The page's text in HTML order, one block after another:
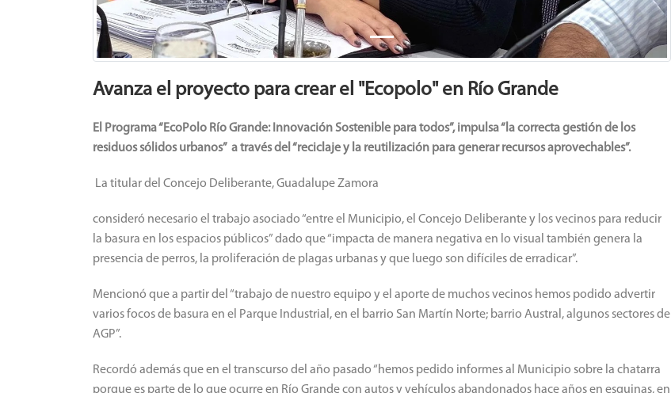
Avanza el proyecto para crear el "Ecopolo" en Río Grande
El Programa “EcoPolo Río Grande: Innovación Sostenible para todos”, impulsa “la correcta gestión de los
residuos sólidos urbanos” a través del “reciclaje y la reutilización para generar recursos aprovechables”.
La titular del Concejo Deliberante, Guadalupe Zamora
consideró necesario el trabajo asociado “entre el Municipio, el Concejo Deliberante y los vecinos para reducir
la basura en los espacios públicos” dado que “impacta de manera negativa en lo visual también genera la
presencia de perros, la proliferación de plagas urbanas y que luego son difíciles de erradicar”.
Mencionó que a partir del “trabajo de nuestro equipo y el aporte de muchos vecinos hemos podido advertir
varios focos de basura en el Parque Industrial, en el barrio San Martín Norte; barrio Austral, algunos sectores de
AGP”.
Recordó además que en el transcurso del año pasado “hemos pedido informes al Municipio sobre la chatarra
porque es parte de lo que ocurre en Río Grande con autos y vehículos abandonados hace años en esquinas, en